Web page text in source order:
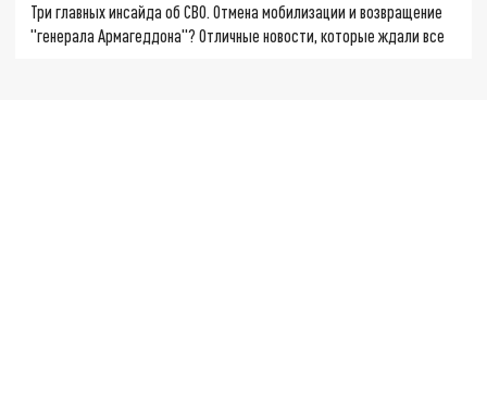
Три главных инсайда об СВО. Отмена мобилизации и возвращение
"генерала Армагеддона"? Отличные новости, которые ждали все